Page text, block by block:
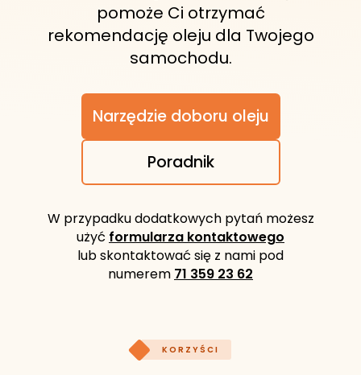
pomoże Ci otrzymać
rekomendację oleju dla Twojego
samochodu.
Narzędzie doboru oleju
Poradnik
W przypadku dodatkowych pytań możesz
użyć formularza kontaktowego
lub skontaktować się z nami pod
numerem 71 359 23 62
KORZYŚCI